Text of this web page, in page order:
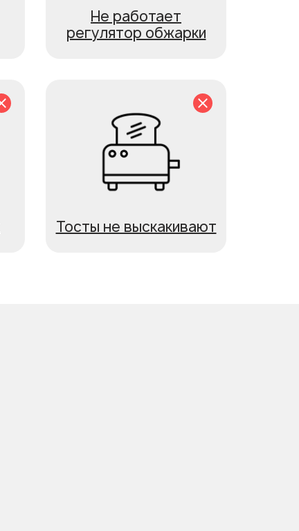
Не работает
регулятор обжарки
Тосты не выскакивают